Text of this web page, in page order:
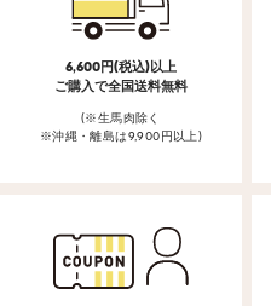
6,600円(税込)以上
ご購入で全国送料無料
(※生馬肉除く
※沖縄・離島は9,900円以上)